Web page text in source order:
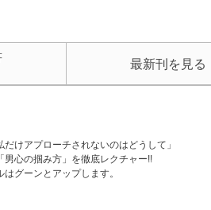
最新刊を見る
だけアプローチされないのはどうして」
心の掴み方」を徹底レクチャー!!
グーンとアップします。